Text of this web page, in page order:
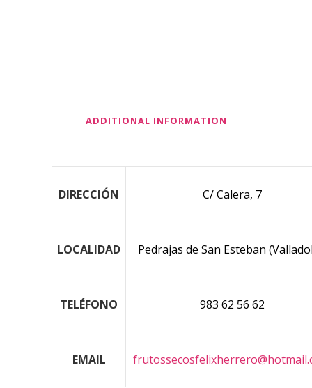
ADDITIONAL INFORMATION
DIRECCIÓN C/ Calera, 7
LOCALIDAD Pedrajas de San Esteban
TELÉFONO 983 62 56 62
EMAIL